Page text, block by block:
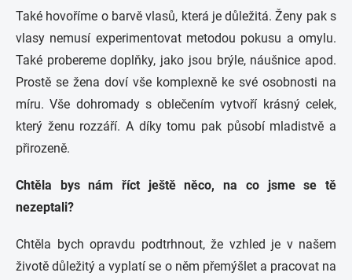
Také hovoříme o barvě vlasů, která je důležitá. Ženy pak s
vlasy nemusí experimentovat metodou pokusu a omylu.
Také probereme doplňky, jako jsou brýle, náušnice apod.
Prostě se žena doví vše komplexně ke své osobnosti na
míru. Vše dohromady s oblečením vytvoří krásný celek,
který ženu rozzáří. A díky tomu pak působí mladistvě a
přirozeně.
Chtěla bys nám říct ještě něco, na co jsme se tě
nezeptali?
Chtěla bych opravdu podtrhnout, že vzhled je v našem
životě důležitý a vyplatí se o něm přemýšlet a pracovat na